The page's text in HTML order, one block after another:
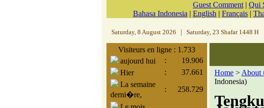
Guest Comment | Qui
Bahasa Indonesia | English | Français |
Saturday, 8 August 2026 Saturday, 23 Shafar 1448 H
Visiteurs en ligne : 1.733
aujourd hui
:
19.906
Hier
:
37.661
La semaine
derni�re,
: 258.729
Home > About
Indonesia)